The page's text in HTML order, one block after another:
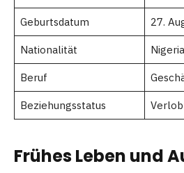
Geburtsdatum 27.
Nationalität
Beruf
Beziehungsstatus
Frühes Leben und